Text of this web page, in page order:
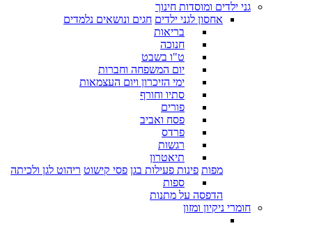
גני ילדים ומוסדות חינוך
אחסון לגני ילדים חגים ונושאים נלמדים
בריאות
חנוכה
ט"ו בשבט
יום המשפחה וחברות
ימי הזיכרון ויום העצמאות
סתיו וחורף
פורים
פסח ואביב
פרדס
רגשות
תיאטרון
מפות פינות פעילות בגן פסי קישוט ריהוט לגן ולכיתה
ספות
הדפסה על מתנות
חומרי ניקיון ומזון